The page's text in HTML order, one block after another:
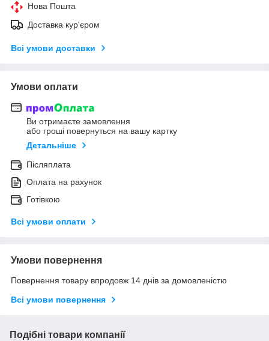
Нова Пошта
Доставка кур'єром
Всі умови доставки
Умови оплати
Ви отримаєте замовлення
або гроші повернуться на вашу картку
Детальніше
Післяплата
Оплата на рахунок
Готівкою
Всі умови оплати
Умови повернення
Повернення товару впродовж 14 днів за домовленістю
Всі умови повернення
Подібні товари компанії